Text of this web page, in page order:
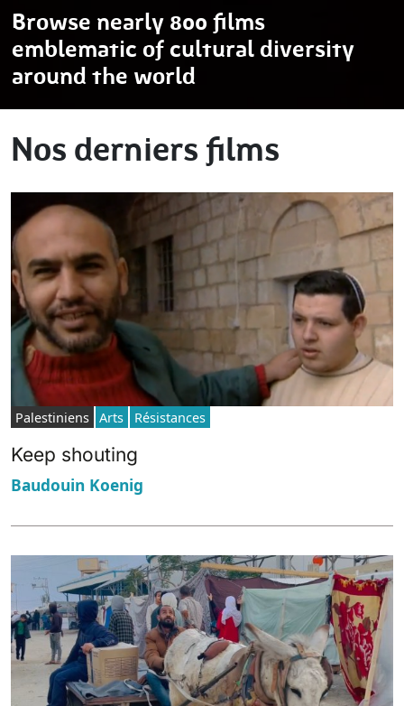
Browse nearly 800 films
emblematic of cultural diversity
around the world
Nos derniers films
Palestiniens Arts Résistances
Keep shouting
Baudouin Koenig